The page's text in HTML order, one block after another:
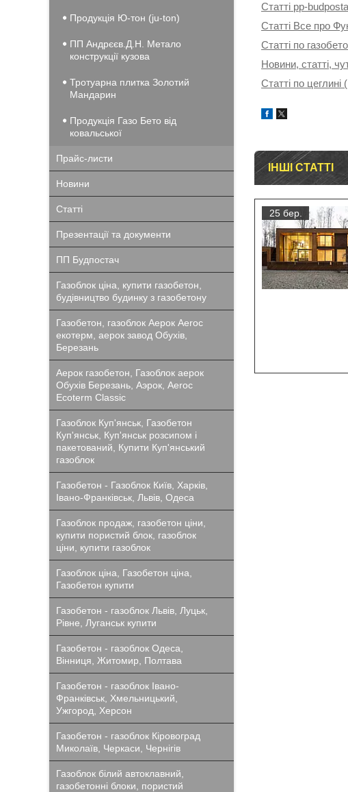
Статті pp-
Статті Все про
Статті по
Новини, статті,
Статті по
ІНШІ СТАТТІ
25 бер.
Продукція Ю-тон (ju-ton)
ПП Андрєєв.Д.Н. Метало
конструкції кузова
Тротуарна плитка Золотий
Мандарин
Продукція Газо Бето від
ковальської
Прайс-листи
Новини
Статті
Презентації та документи
ПП Будпостач
Газоблок ціна, купити газобетон,
будівництво будинку з газобетону
Газобетон, газоблок Аерок Aeroc
екотерм, аерок завод Обухів,
Березань
Аерок газобетон, Газоблок аерок
Обухів Березань, Аэрок, Aeroc
Ecoterm Classic
Газоблок Куп'янськ, Газобетон
Куп'янськ, Куп'янськ розсипом і
пакетований, Купити Куп'янський
газоблок
Газобетон - Газоблок Київ, Харків,
Івано-Франківськ, Львів, Одеса
Газоблок продаж, газобетон ціни,
купити пористий блок, газоблок
ціни, купити газоблок
Газоблок ціна, Газобетон ціна,
Газобетон купити
Газобетон - газоблок Львів, Луцьк,
Рівне, Луганськ купити
Газобетон - газоблок Одеса,
Вінниця, Житомир, Полтава
Газобетон - газоблок Івано-
Франківськ, Хмельницький,
Ужгород, Херсон
Газобетон - газоблок Кіровоград
Миколаїв, Черкаси, Чернігів
Газоблок білий автоклавний,
газобетонні блоки, пористий